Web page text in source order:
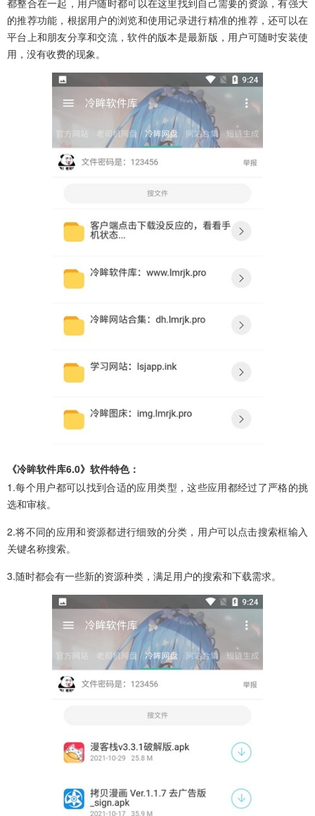
都整合在一起，用户随时都可以在这里找到自己需要的资源，有强大
的推荐功能，根据用户的浏览和使用记录进行精准的推荐，还可以在
平台上和朋友分享和交流，软件的版本是最新版，用户可随时安装使
用，没有收费的现象。
《冷眸软件库6.0》软件特色：
1.每个用户都可以找到合适的应用类型，这些应用都经过了严格的挑
选和审核。
2.将不同的应用和资源都进行细致的分类，用户可以点击搜索框输入
关键名称搜索。
3.随时都会有一些新的资源种类，满足用户的搜索和下载需求。